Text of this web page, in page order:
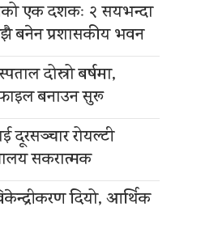
एक दशकः २ सयभन्दा
बनेन प्रशासकीय भवन
दोस्रो बर्षमा,
बनाउन सुरू
दूरसञ्चार रोयल्टी
सकरात्मक
दियो, आर्थिक